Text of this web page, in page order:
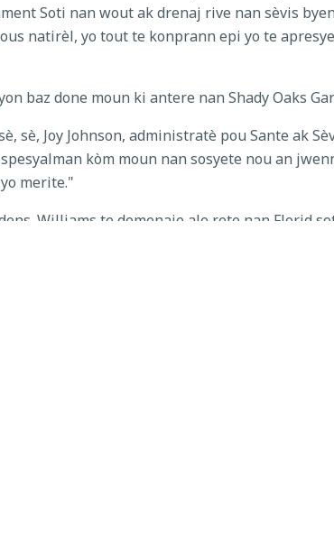
Soti nan wout ak drenaj rive nan sèvis
natirèl, yo tout te konprann epi yo te
baz done moun ki antere nan Shady Oaks
sè, Joy Johnson, administratè pou Sante ak
kòm moun nan sosyete nou an
merite."
Williams te demenaje ale rete nan Florid